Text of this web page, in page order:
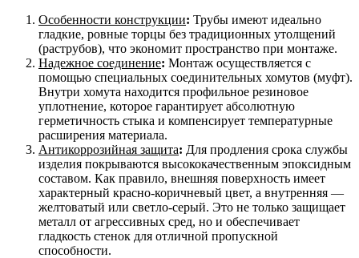
Особенности конструкции: Трубы имеют идеально
гладкие, ровные торцы без традиционных утолщений
(раструбов), что экономит пространство при монтаже.
Надежное соединение: Монтаж осуществляется с
помощью специальных соединительных хомутов (муфт).
Внутри хомута находится профильное резиновое
уплотнение, которое гарантирует абсолютную
герметичность стыка и компенсирует температурные
расширения материала.
Антикоррозийная защита: Для продления срока службы
изделия покрываются высококачественным эпоксидным
составом. Как правило, внешняя поверхность имеет
характерный красно-коричневый цвет, а внутренняя —
желтоватый или светло-серый. Это не только защищает
металл от агрессивных сред, но и обеспечивает
гладкость стенок для отличной пропускной
способности.